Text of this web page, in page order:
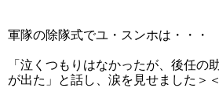
軍隊の除隊式でユ・スンホは・・・
「泣くつもりはなかったが、後任の
が出た」と話し、涙を見せました＞＜